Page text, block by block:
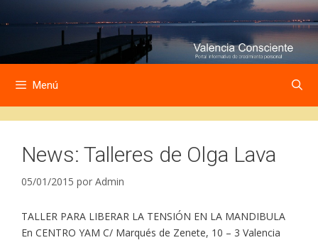
al
al
Menú
News: Talleres de Olga Lava
05/01/2015 por Admin
TALLER PARA LIBERAR LA TENSIÓN EN LA MANDIBULA
En CENTRO YAM C/ Marqués de Zenete, 10 – 3 Valencia